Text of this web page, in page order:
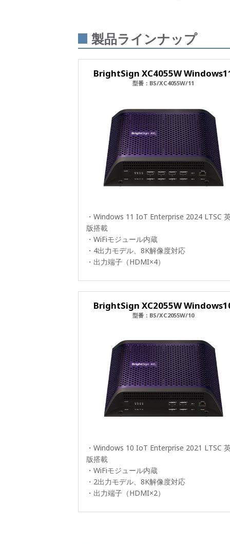
製品ラインナップ
BrightSign XC4055W
型番：BS/XC4055W/11
・Windows 11 IoT Enterprise 2024 LTSC
版搭載
・WiFiモジュール内蔵
・4出力モデル、8K解像度対応
・出力端子（HDMI×4）
BrightSign XC2055W
型番：BS/XC2055W/10
・Windows 10 IoT Enterprise 2021 LTSC
版搭載
・WiFiモジュール内蔵
・2出力モデル、8K解像度対応
・出力端子（HDMI×2）